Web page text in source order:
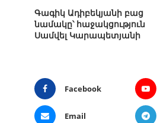
Գագիկ Ադիբեկյանի բաց
նամակը՝ հաջակցություն
Սամվել Կարապետյանի
Facebook
Email